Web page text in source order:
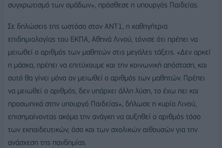
συγχρωτισμό των ομάδων», πρόσθεσε η υπουργός Παιδείας.
Σε δηλώσεις της ωστόσο στον ΑΝΤ1, η καθηγήτρια
επιδημιολογίας του ΕΚΠΑ, Αθηνά Λινού, τόνισε ότι πρέπει να
μειωθεί ο αριθμός των μαθητών στις μεγάλες τάξεις. «Δεν αρκεί
η μάσκα, πρέπει να επιτύχουμε και την κοινωνική απόσταση, και
αυτό θα γίνει μόνο αν μειωθεί ο αριθμός των μαθητών. Πρέπει
να μειωθεί ο αριθμός, δεν υπάρχει άλλη λύση, το έχω πει και
προσωπικά στην υπουργό Παιδείας», δήλωσε η κυρία Λινού,
επισημαίνοντας ακόμα την ανάγκη να αυξηθεί ο αριθμός τόσο
των εκπαιδευτικών, όσο και των σχολικών αιθουσών για την
ανάσχεση της πανδημίας.